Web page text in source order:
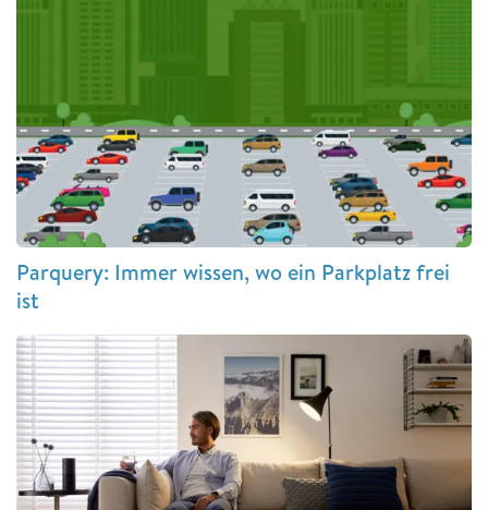
Parquery: Immer wissen, wo ein Parkplatz frei
ist